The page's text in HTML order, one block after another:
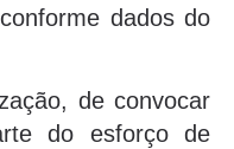
dados do
de convocar
do esforço de